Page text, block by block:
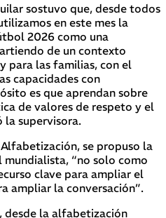
sostuvo que, desde todos
en este mes la
2026 como una
de un contexto
para las familias, con el
capacidades con
es que aprendan sobre
de valores de respeto y el
la supervisora.
se propuso la
“no solo como
clave para ampliar el
ampliar la conversación”.
desde la alfabetización